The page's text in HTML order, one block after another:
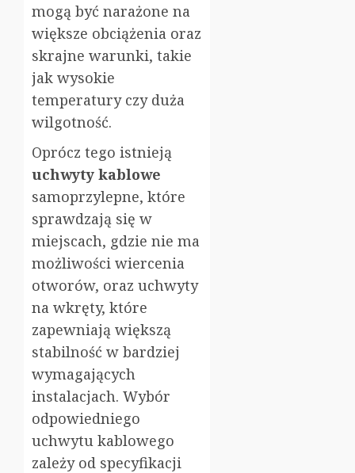
mogą być narażone na
większe obciążenia oraz
skrajne warunki, takie
jak wysokie
temperatury czy duża
wilgotność.
Oprócz tego istnieją
uchwyty kablowe
samoprzylepne, które
sprawdzają się w
miejscach, gdzie nie ma
możliwości wiercenia
otworów, oraz uchwyty
na wkręty, które
zapewniają większą
stabilność w bardziej
wymagających
instalacjach. Wybór
odpowiedniego
uchwytu kablowego
zależy od specyfikacji